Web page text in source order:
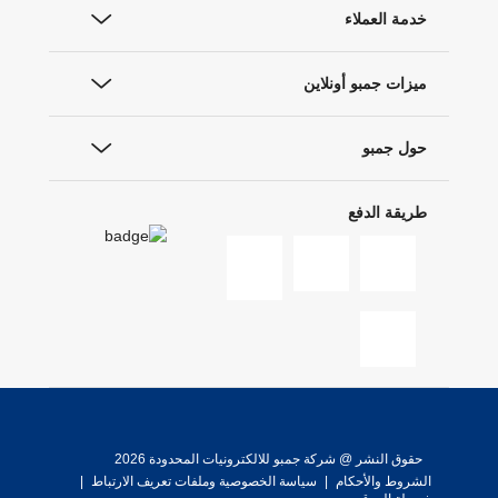
خدمة العملاء
ميزات جمبو أونلاين
حول جمبو
طريقة الدفع
حقوق النشر @ شركة جمبو للالكترونيات المحدودة 2026
الشروط والأحكام
سياسة الخصوصية وملفات تعريف الارتباط